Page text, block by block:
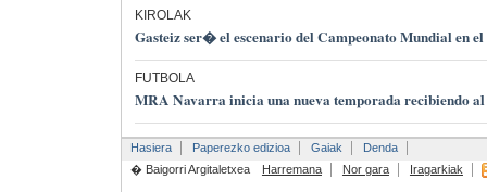
KIROLAK
Gasteiz ser� el escenario del Campeonato Mundial en
FUTBOLA
MRA Navarra inicia una nueva temporada recibiendo
Hasiera Paperezko edizioa Gaiak
Denda
� Baigorri Argitaletxea
Harremana Nor gara Iragarkiak